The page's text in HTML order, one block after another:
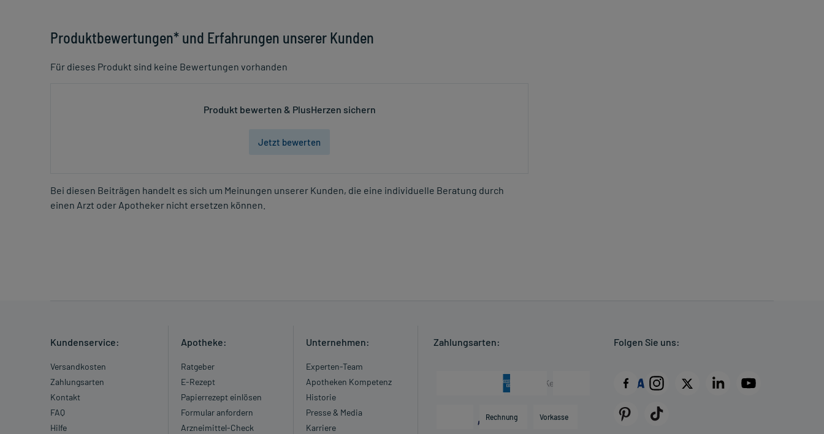
Produktbewertungen* und Erfahrungen unserer Kunden
Für dieses Produkt sind keine Bewertungen vorhanden
Produkt bewerten & PlusHerzen sichern
Jetzt bewerten
Bei diesen Beiträgen handelt es sich um Meinungen unserer Kunden, die eine individuelle Beratung durch
einen Arzt oder Apotheker nicht ersetzen können.
Kundenservice:
Versandkosten
Zahlungsarten
Kontakt
FAQ
Hilfe
Apotheke:
Ratgeber
E-Rezept
Papierrezept einlösen
Formular anfordern
Arzneimittel-Check
Unternehmen:
Experten-Team
Apotheken Kompetenz
Historie
Presse & Media
Karriere
Zahlungsarten:
Rechnung Vorkasse
Folgen Sie uns: